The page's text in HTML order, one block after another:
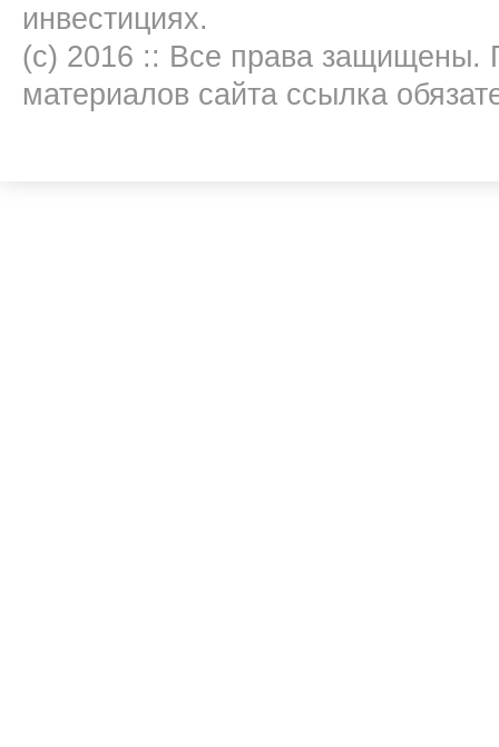
инвестициях.
(c) 2016 :: Все права защищены.
материалов сайта ссылка